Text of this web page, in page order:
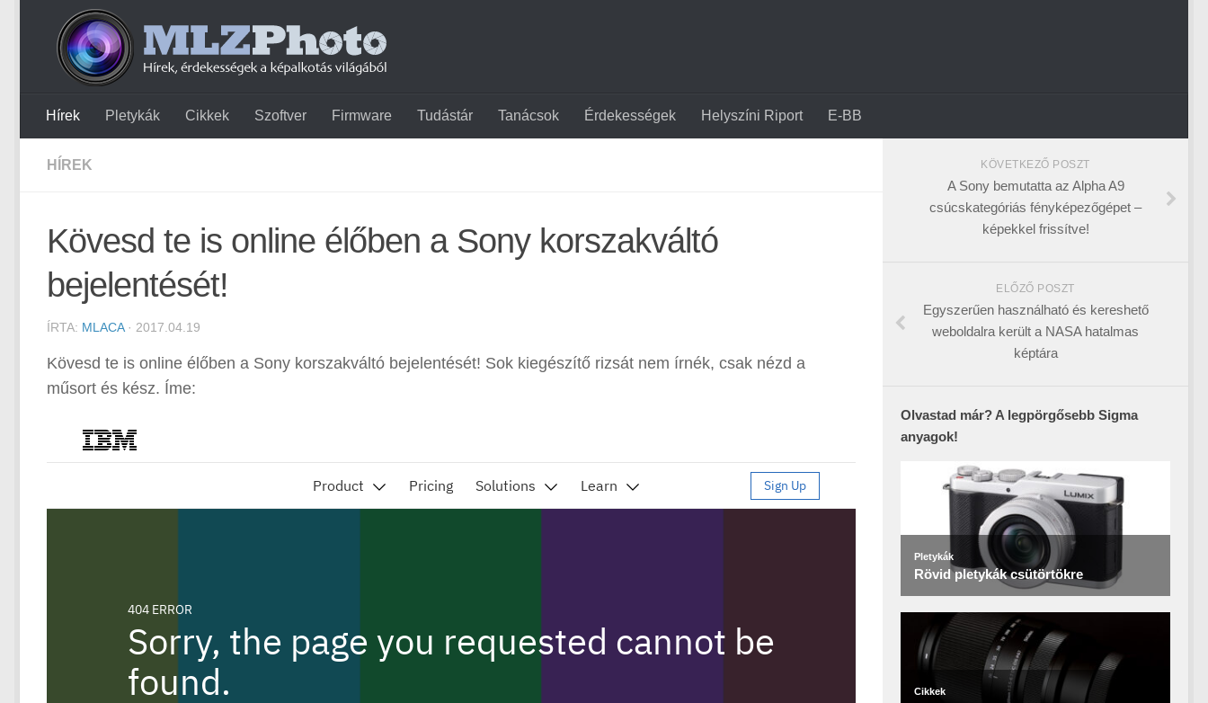
Hírek Pletykák Cikkek Szoftver Firmware Tudástár Tanácsok Érdekességek Helyszíni Riport E-BB
HÍREK
Kövesd te is online élőben a Sony korszakváltó
bejelentését!
ÍRTA: MLACA· 2017.04.19
Kövesd te is online élőben a Sony korszakváltó bejelentését! Sok kiegészítő rizsát nem írnék, csak nézd a
műsort és kész. Íme:
KÖVETKEZŐ POSZT
A Sony bemutatta az Alpha A9
csúcskategóriás fényképezőgépet –
képekkel frissítve!
ELŐZŐ POSZT
Egyszerűen használható és kereshető
weboldalra került a NASA hatalmas
képtára
Olvastad már? A legpörgősebb Sigma
anyagok!